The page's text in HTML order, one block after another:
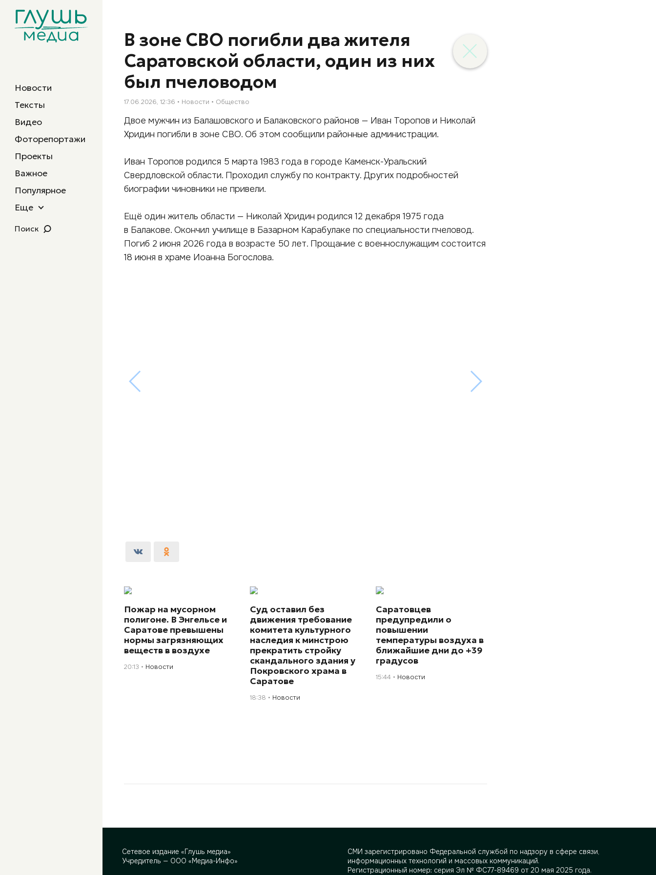
Новости
Тексты
Видео
Фоторепортажи
Проекты
Важное
Популярное
Еще
Поиск
В зоне СВО погибли два жителя
Саратовской области, один из них
был пчеловодом
17.06.2026, 12:36 Новости Общество
Двое мужчин из Балашовского и Балаковского районов — Иван Торопов и Николай
Хридин погибли в зоне СВО. Об этом сообщили районные администрации.
Иван Торопов родился 5 марта 1983 года в городе Каменск-Уральский
Свердловской области. Проходил службу по контракту. Других подробностей
биографии чиновники не привели.
Ещё один житель области — Николай Хридин родился 12 декабря 1975 года
в Балакове. Окончил училище в Базарном Карабулаке по специальности пчеловод.
Погиб 2 июня 2026 года в возрасте 50 лет. Прощание с военнослужащим состоится
18 июня в храме Иоанна Богослова.
Пожар на мусорном
полигоне. В Энгельсе и
Саратове превышены
нормы загрязняющих
веществ в воздухе
20:13 Новости
Суд оставил без
движения требование
комитета культурного
наследия к минстрою
прекратить стройку
скандального здания у
Покровского храма в
Саратове
18:38 Новости
Саратовцев
предупредили о
повышении
температуры воздуха в
ближайшие дни до +39
градусов
15:44 Новости
Сетевое издание «Глушь медиа»
Учредитель — ООО «Медиа-Инфо»
СМИ зарегистрировано Федеральной службой по надзору в сфере связи,
информационных технологий и массовых коммуникаций.
Регистрационный номер: серия Эл № ФС77-89469 от 20 мая 2025 года.